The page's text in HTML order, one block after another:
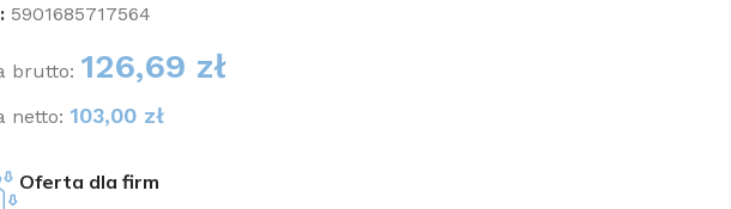
5901685717564
brutto: 126,69 zł
netto: 103,00 zł
Oferta dla firm